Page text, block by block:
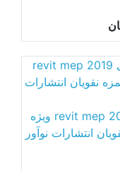
آموزش کاربردی و تخصصی revit mep 2019 ویژه
انتشارات نوآور